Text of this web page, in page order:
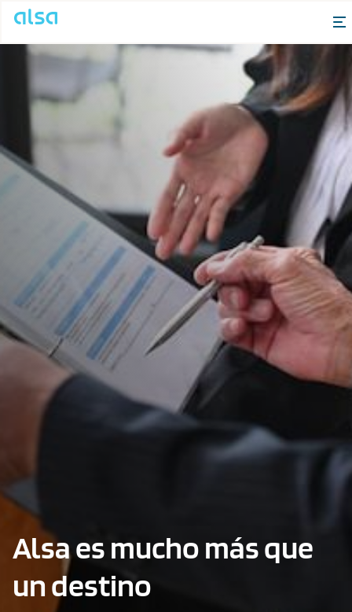
Saltar al contenido principal
Alsa es mucho más que
un destino